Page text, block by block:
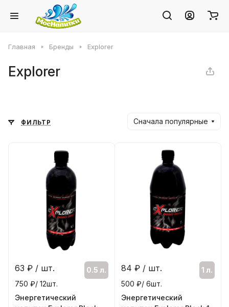
Главная Бренды Explorer
Explorer
ФИЛЬТР Сначала популярные
63 ₽ / шт.
0.5 л.
750 ₽/ 12шт.
Энергетический
84 ₽ / шт.
1 л.
500 ₽/ 6шт.
Энергетический